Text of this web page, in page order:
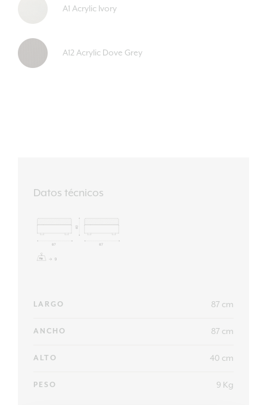
A1 Acrylic Ivory
A12 Acrylic Dove Grey
Datos técnicos
LARGO 87 cm
ANCHO 87 cm
ALTO 40 cm
PESO 9 Kg